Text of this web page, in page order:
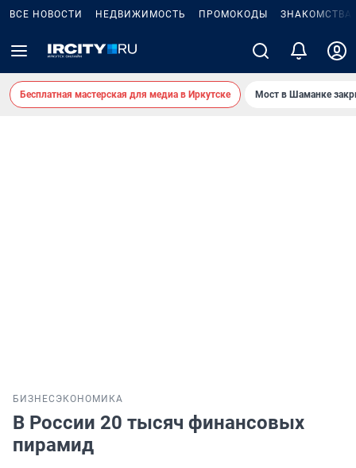
ВСЕ НОВОСТИ НЕДВИЖИМОСТЬ ПРОМОКОДЫ ЗНАКОМСТВА
Бесплатная мастерская для медиа в Иркутске Мост в Шаманке
БИЗНЕС ЭКОНОМИКА
В России 20 тысяч финансовых
пирамид